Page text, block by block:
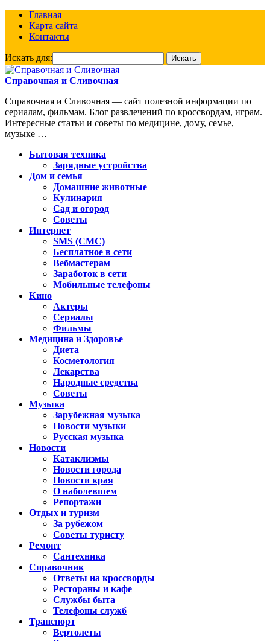
Главная
Карта сайта
Контакты
Искать для:
Справочная и Сливочная
Справочная и Сливочная — сайт полезной информации по
сериалам, фильмам. Блог развлечений по кроссвордам, играм.
Интересные статьи и советы по медицине, дому, семье,
музыке …
Бытовая техника
Зарядные устройства
Дом и семья
Домашние животные
Кулинария
Сад и огород
Советы
Интернет
SMS (СМС)
Бесплатное в сети
Вебмастерам
Заработок в сети
Мобильные телефоны
Кино
Актеры
Сериалы
Фильмы
Медицина и Здоровье
Диета
Косметология
Лекарства
Народные средства
Советы
Музыка
Зарубежная музыка
Новости музыки
Русская музыка
Новости
Катаклизмы
Новости города
Новости края
О наболевшем
Репортажи
Отдых и туризм
За рубежом
Советы туристу
Ремонт
Сантехника
Справочник
Ответы на кроссворды
Рестораны и кафе
Службы быта
Телефоны служб
Транспорт
Вертолеты